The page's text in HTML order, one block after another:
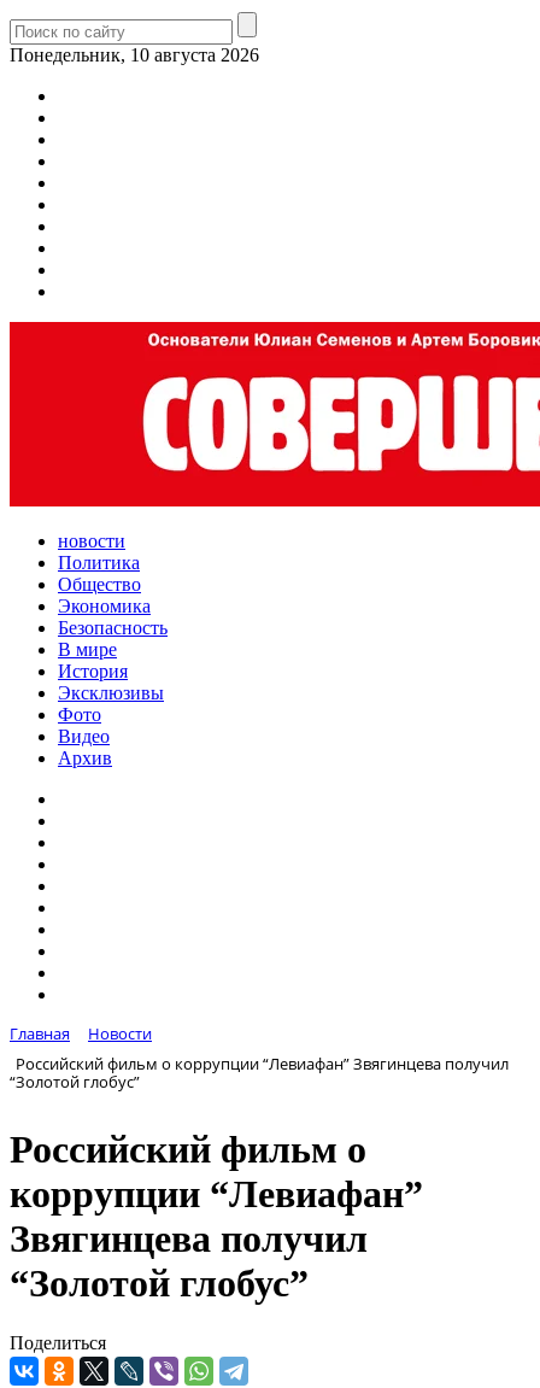
Понедельник, 10 августа 2026
новости
Политика
Общество
Экономика
Безопасность
В мире
История
Эксклюзивы
Фото
Видео
Архив
Главная
Новости
Российский фильм о коррупции “Левиафан” Звягинцева получил
“Золотой глобус”
Российский фильм о
коррупции “Левиафан”
Звягинцева получил
“Золотой глобус”
Поделиться